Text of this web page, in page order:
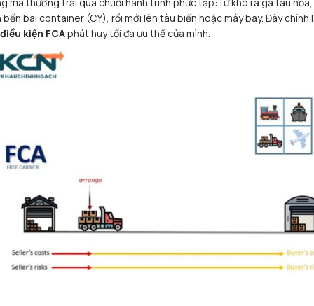
bến bãi container (CY), rồi mới lên tàu biển hoặc máy bay. Đây chính
điều kiện FCAphát huy tối đa ưu thế của mình.